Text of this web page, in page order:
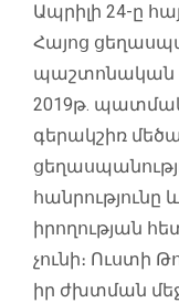
Ապրիլի 24-ը
Հայոց
պաշտոնական
2019թ.
գերակշիռ
իրողության
չունի։ Ուստի
իր ժխտման